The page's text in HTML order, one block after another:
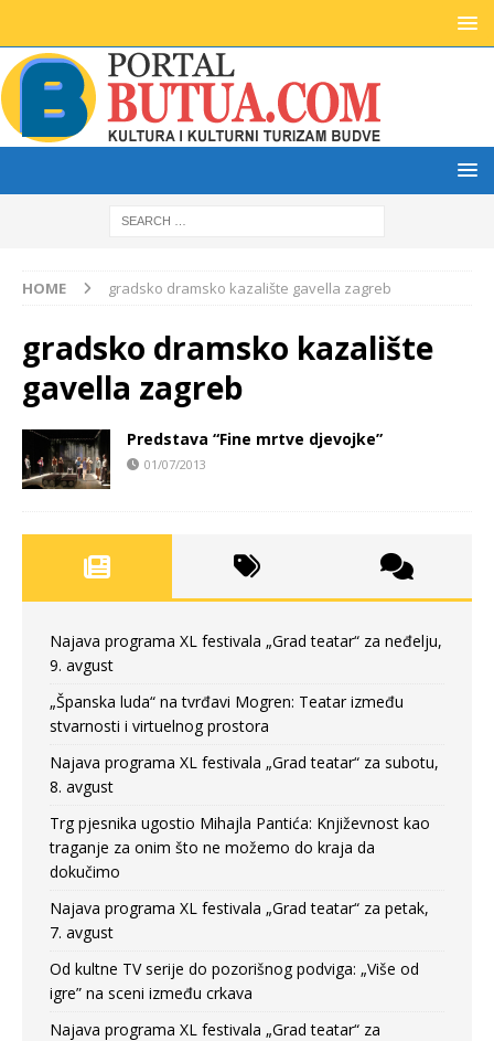
HOME gradsko dramsko kazalište gavella zagreb
gradsko dramsko kazalište
gavella zagreb
Predstava “Fine mrtve djevojke”
01/07/2013
Najava programa XL festivala „Grad teatar“ za neđelju,
9. avgust
„Španska luda“ na tvrđavi Mogren: Teatar između
stvarnosti i virtuelnog prostora
Najava programa XL festivala „Grad teatar“ za subotu,
8. avgust
Trg pjesnika ugostio Mihajla Pantića: Književnost kao
traganje za onim što ne možemo do kraja da
dokučimo
Najava programa XL festivala „Grad teatar“ za petak,
7. avgust
Od kultne TV serije do pozorišnog podviga: „Više od
igre” na sceni između crkava
Najava programa XL festivala „Grad teatar“ za